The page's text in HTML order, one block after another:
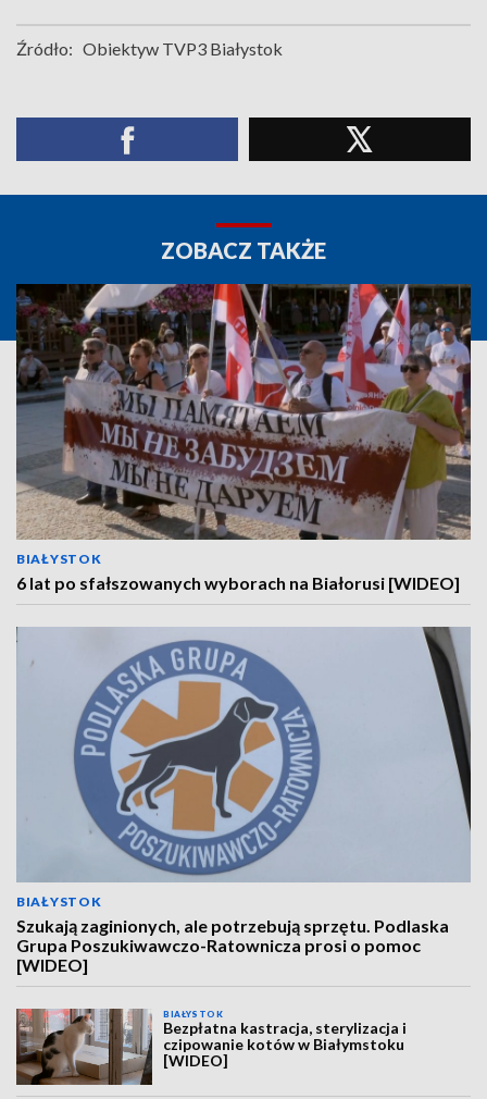
Źródło: Obiektyw TVP3 Białystok
ZOBACZ TAKŻE
BIAŁYSTOK
6 lat po sfałszowanych wyborach na Białorusi [WIDEO]
BIAŁYSTOK
Szukają zaginionych, ale potrzebują sprzętu. Podlaska
Grupa Poszukiwawczo-Ratownicza prosi o pomoc
[WIDEO]
BIAŁYSTOK
Bezpłatna kastracja, sterylizacja i
czipowanie kotów w Białymstoku
[WIDEO]